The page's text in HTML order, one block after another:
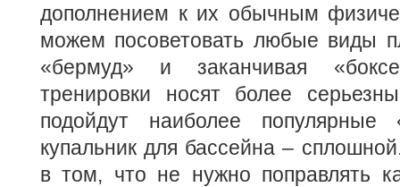
дополнением к их обычным
можем посоветовать любые виды
«бермуд» и заканчивая
тренировки носят более
подойдут наиболее популярные
купальник для бассейна –
в том, что не нужно поправлять